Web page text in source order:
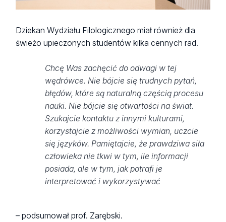
Dziekan Wydziału Filologicznego miał również dla
świeżo upieczonych studentów kilka cennych rad.
Chcę Was zachęcić do odwagi w tej
wędrówce. Nie bójcie się trudnych pytań,
błędów, które są naturalną częścią procesu
nauki. Nie bójcie się otwartości na świat.
Szukajcie kontaktu z innymi kulturami,
korzystajcie z możliwości wymian, uczcie
się języków. Pamiętajcie, że prawdziwa siła
człowieka nie tkwi w tym, ile informacji
posiada, ale w tym, jak potrafi je
interpretować i wykorzystywać
– podsumował prof. Zarębski.